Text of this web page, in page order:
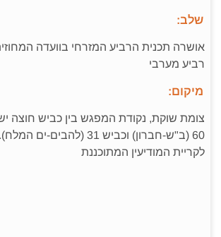
שלב:
אושרה תכנית הרביע המזרחי בוועדה
רביע מערבי
מיקום:
60 (ב"ש-חברון) וכביש 31
לקריית המודיעין המתוכננת